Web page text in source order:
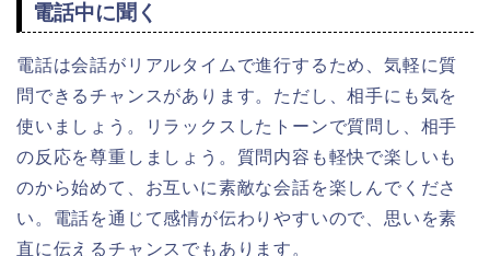
電話中に聞く
電話は会話がリアルタイムで進行するため、気軽に質
問できるチャンスがあります。ただし、相手にも気を
使いましょう。リラックスしたトーンで質問し、相手
の反応を尊重しましょう。質問内容も軽快で楽しいも
のから始めて、お互いに素敵な会話を楽しんでくださ
い。電話を通じて感情が伝わりやすいので、思いを素
直に伝えるチャンスでもあります。